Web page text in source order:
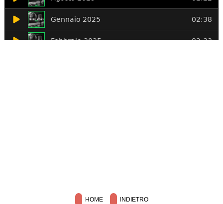
HOME INDIETRO